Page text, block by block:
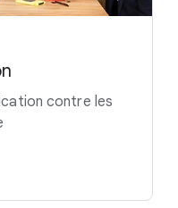
contre les